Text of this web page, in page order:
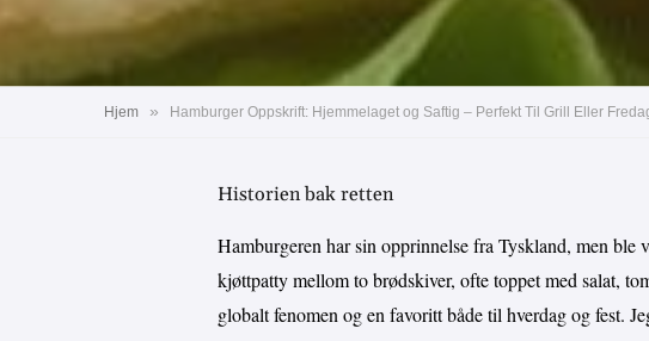
Hjem » Hamburger Oppskrift: Hjemmelaget og Saftig – Perfekt Til Grill Eller
Historien bak retten
Hamburgeren har sin opprinnelse fra Tyskland, men ble
kjøttpatty mellom to brødskiver, ofte toppet med salat,
globalt fenomen og en favoritt både til hverdag og fest.